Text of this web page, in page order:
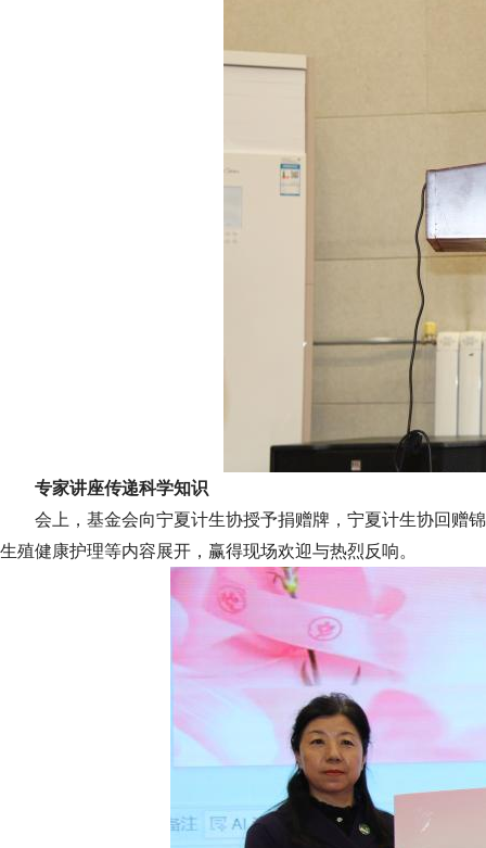
专家讲座传递科学知识
会上，基金会向宁夏计生协授予捐赠牌，宁夏计生协回赠
生殖健康护理等内容展开，赢得现场欢迎与热烈反响。